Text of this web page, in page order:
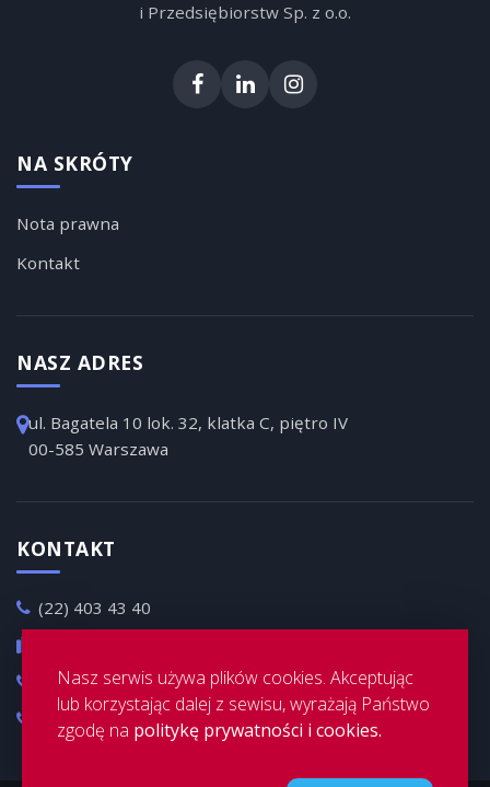
i Przedsiębiorstw Sp. z o.o.
NA SKRÓTY
Nota prawna
Kontakt
NASZ ADRES
ul. Bagatela 10 lok. 32, klatka C, piętro IV
00-585 Warszawa
KONTAKT
(22) 403 43 40
+48 501 361 379
+48 504 198 488
Nasz serwis używa plików cookies. Akceptując
lub korzystając dalej z sewisu, wyrażają Państwo
zgodę na politykę prywatności i cookies.